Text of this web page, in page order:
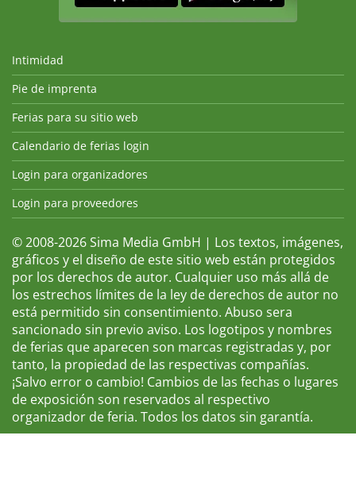
Intimidad
Pie de imprenta
Ferias para su sitio web
Calendario de ferias login
Login para organizadores
Login para proveedores
© 2008-2026 Sima Media GmbH | Los textos, imágenes,
gráficos y el diseño de este sitio web están protegidos
por los derechos de autor. Cualquier uso más allá de
los estrechos límites de la ley de derechos de autor no
está permitido sin consentimiento. Abuso sera
sancionado sin previo aviso. Los logotipos y nombres
de ferias que aparecen son marcas registradas y, por
tanto, la propiedad de las respectivas compañías.
¡Salvo error o cambio! Cambios de las fechas o lugares
de exposición son reservados al respectivo
organizador de feria. Todos los datos sin garantía.